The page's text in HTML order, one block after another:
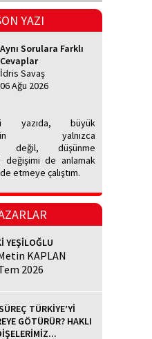
YAZI
Aynı Sorulara Farklı
Cevaplar
İdris Savaş
06 Ağu 2026
yazıda, büyük
yalnızca
değil, düşünme
değişimi de anlamak
etmeye çalıştım.
YEŞİLOĞLU
KAPLAN
2026
TÜRKİYE’Yİ
GÖTÜRÜR? HAKLI